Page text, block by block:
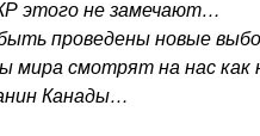
этого не замечают…
проведены новые
смотрят на нас как
Канады…